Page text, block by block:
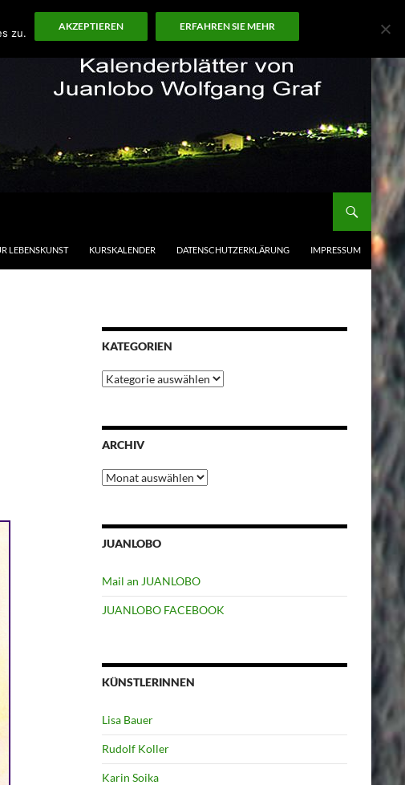
LEBENSKUNST KURSKALENDER DATENSCHUTZERKLÄRUNG IMPRESSUM
KATEGORIEN
Kategorien
ARCHIV
Archiv
JUANLOBO
Mail an JUANLOBO
JUANLOBO FACEBOOK
KÜNSTLERINNEN
Lisa Bauer
Rudolf Koller
Karin Soika
zu.
AKZEPTIEREN ERFAHREN SIE MEHR